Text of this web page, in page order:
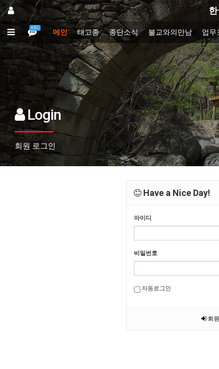
BBS
메인 태고종 종단소식 불교와의만남 업무
Login
회원 로그인
Have a Nice Day!
아이디
비밀번호
자동로그인
회